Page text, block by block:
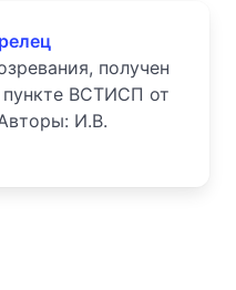
получен
ВСТИСП от
И.В.